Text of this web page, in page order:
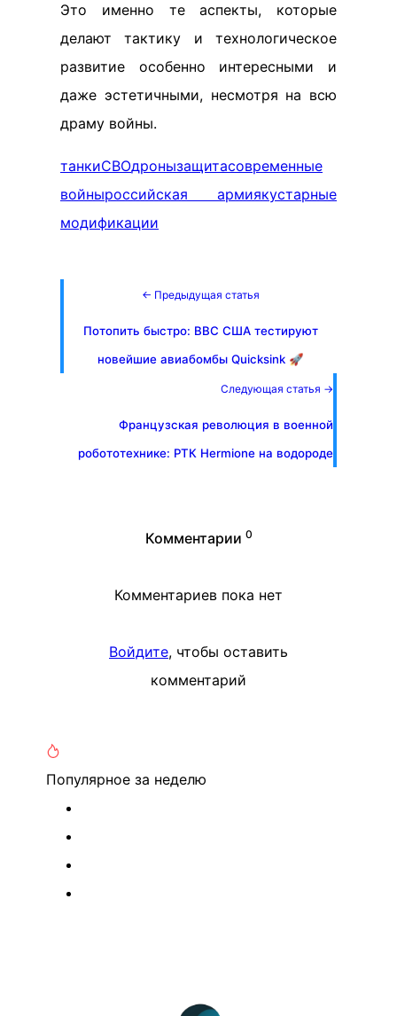
Это именно те аспекты, которые
делают тактику и технологическое
развитие особенно интересными и
даже эстетичными, несмотря на всю
драму войны.
танкиСВОдронызащитасовременные
войныроссийская армиякустарные
модификации
← Предыдущая статья
Потопить быстро: ВВС США тестируют
новейшие авиабомбы Quicksink 🚀
Следующая статья →
Французская революция в военной
робототехнике: РТК Hermione на водороде
Комментарии 0
Комментариев пока нет
Войдите, чтобы оставить
комментарий
Популярное за неделю